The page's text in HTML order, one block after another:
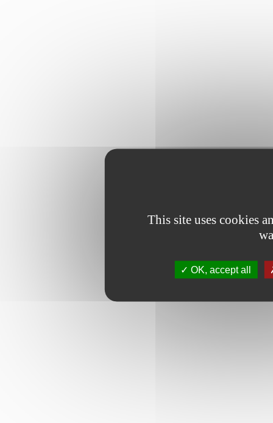
This site uses cookies
OK, accept all